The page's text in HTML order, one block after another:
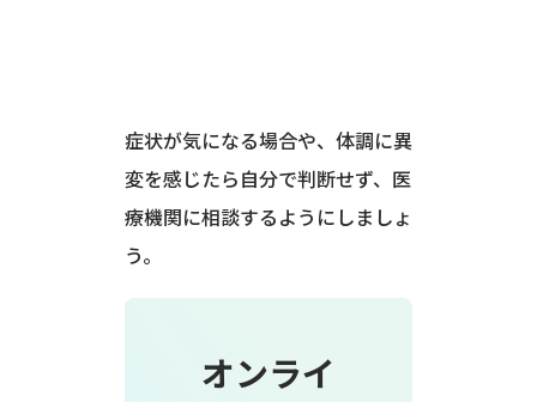
症状が気になる場合や、体調に異
変を感じたら自分で判断せず、医
療機関に相談するようにしましょ
う。
オンライ